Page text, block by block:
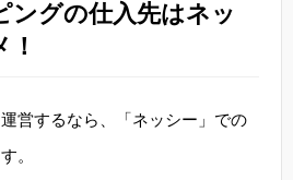
ングの仕入先はネッ
営するなら、「ネッシー」での
。